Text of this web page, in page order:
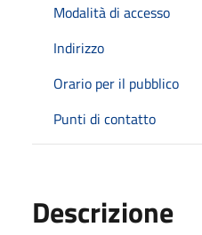
Modalità di accesso
Indirizzo
Orario per il pubblico
Punti di contatto
Descrizione